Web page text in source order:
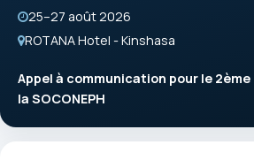
25–27 août 2026
ROTANA Hotel - Kinshasa
Appel à communication pour le
la SOCONEPH